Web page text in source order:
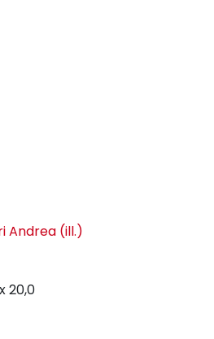
Andrea (ill.)
20,0